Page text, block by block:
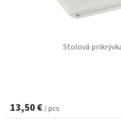
Stolová
13,50 € / pcs